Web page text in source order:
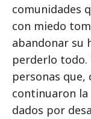
comunidades
con miedo
abandonar su
perderlo todo.
personas
continuaron la
dados por